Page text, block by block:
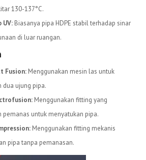
130-137°C.
UV: Biasanya pipa HDPE stabil terhadap sinar
di luar ruangan.
Fusion: Menggunakan mesin las untuk
dua ujung pipa.
Menggunakan fitting yang
untuk menyatukan pipa.
Menggunakan fitting mekanis
pipa tanpa pemanasan.